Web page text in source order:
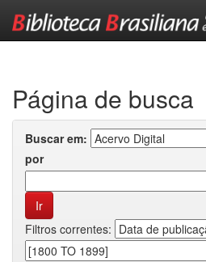
Página de busca
Buscar em:
por
Filtros correntes: